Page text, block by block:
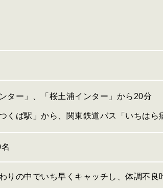
ター」、「桜土浦インター」から20分
くば駅」から、関東鉄道バス「いちはら
りの中でいち早くキャッチし、体調不